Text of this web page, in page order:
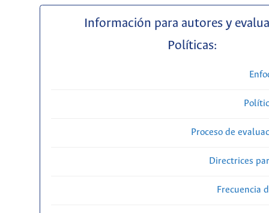
Información para autores y
Políticas:
Proceso de
Directrices
Frecuencia